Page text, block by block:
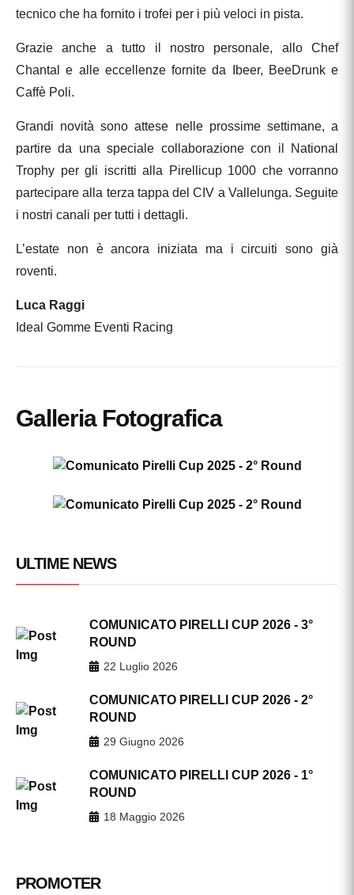
tecnico che ha fornito i trofei per i più veloci in pista.
Grazie anche a tutto il nostro personale, allo Chef
Chantal e alle eccellenze fornite da Ibeer, BeeDrunk e
Caffè Poli.
Grandi novità sono attese nelle prossime settimane, a
partire da una speciale collaborazione con il National
Trophy per gli iscritti alla Pirellicup 1000 che vorranno
partecipare alla terza tappa del CIV a Vallelunga. Seguite
i nostri canali per tutti i dettagli.
L’estate non è ancora iniziata ma i circuiti sono già
roventi.
Luca Raggi
Ideal Gomme Eventi Racing
Galleria Fotografica
ULTIME NEWS
COMUNICATO PIRELLI CUP 2026 - 3°
ROUND
22 Luglio 2026
COMUNICATO PIRELLI CUP 2026 - 2°
ROUND
29 Giugno 2026
COMUNICATO PIRELLI CUP 2026 - 1°
ROUND
18 Maggio 2026
PROMOTER